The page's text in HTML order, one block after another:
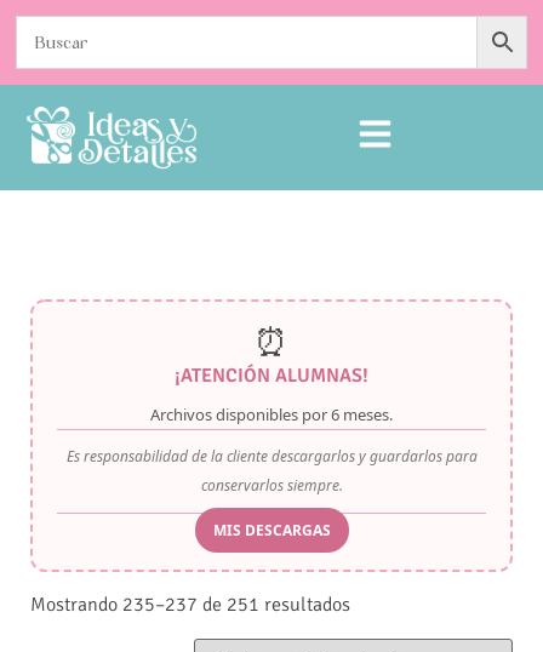
⏰
¡ATENCIÓN ALUMNAS!
Archivos disponibles por6 meses.
Es responsabilidad de la cliente descargarlos y guardarlos para
conservarlos siempre.
MIS DESCARGAS
Mostrando 235–237 de 251 resultados